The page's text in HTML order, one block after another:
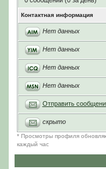
Контактная информация
Нет данных
Нет данных
Нет данных
Нет данных
Отправить
скрыто
* Просмотры профиля
каждый час